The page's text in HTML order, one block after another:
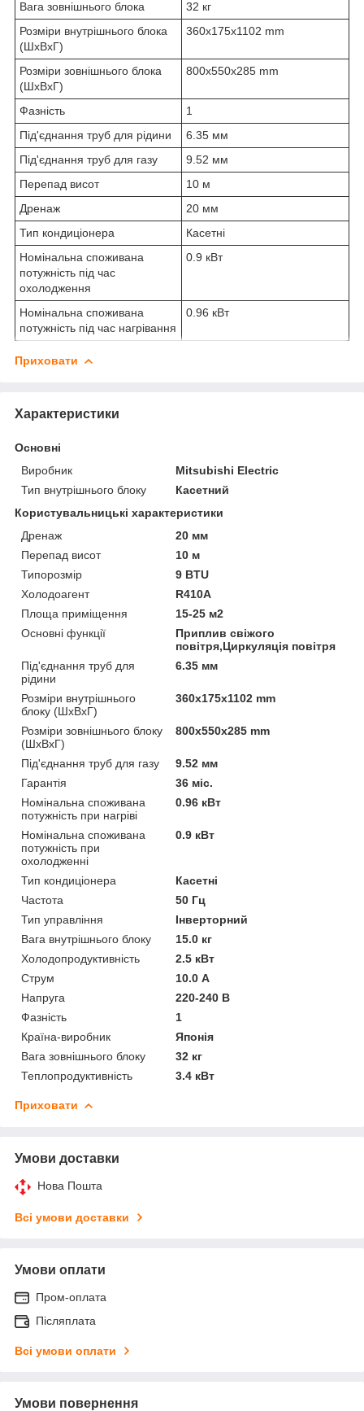
Вага зовнішнього блока
32 кг
Розміри внутрішнього блока
(ШхВхГ)
360x175x1102 mm
Розміри зовнішнього блока
(ШxВxГ)
800x550x285 mm
Фазність
1
Під'єднання труб для рідини
6.35 мм
Під'єднання труб для газу
9.52 мм
Перепад висот
10 м
Дренаж
20 мм
Тип кондиціонера
Касетні
Номінальна споживана
потужність під час
охолодження
0.9 кВт
Номінальна споживана
потужність під час нагрівання
0.96 кВт
Приховати
Характеристики
Основні
Виробник
Mitsubishi Electric
Тип внутрішнього блоку
Касетний
Користувальницькі характеристики
Дренаж
20 мм
Перепад висот
10 м
Типорозмір
9 BTU
Холодоагент
R410A
Площа приміщення
15-25 м2
Основні функції
Приплив свіжого
повітря,Циркуляція повітря
Під'єднання труб для
рідини
6.35 мм
Розміри внутрішнього
блоку (ШхВхГ)
360x175x1102 mm
Розміри зовнішнього блоку
(ШхВхГ)
800x550x285 mm
Під'єднання труб для газу
9.52 мм
Гарантія
36 міс.
Номінальна споживана
потужність при нагріві
0.96 кВт
Номінальна споживана
потужність при
охолодженні
0.9 кВт
Тип кондиціонера
Касетні
Частота
50 Гц
Тип управління
Інверторний
Вага внутрішнього блоку
15.0 кг
Холодопродуктивність
2.5 кВт
Струм
10.0 А
Напруга
220-240 В
Фазність
1
Країна-виробник
Японія
Вага зовнішнього блоку
32 кг
Теплопродуктивність
3.4 кВт
Приховати
Умови доставки
Нова Пошта
Всі умови доставки
Умови оплати
Пром-оплата
Післяплата
Всі умови оплати
Умови повернення